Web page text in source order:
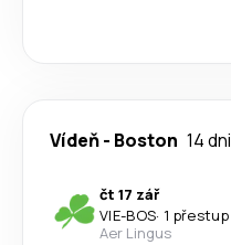
Vídeň- Boston 14 dni
čt 17 zář
VIE-BOS· 1 přestup
Aer Lingus